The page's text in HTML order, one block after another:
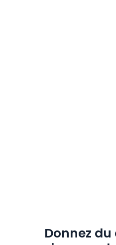
Donnez